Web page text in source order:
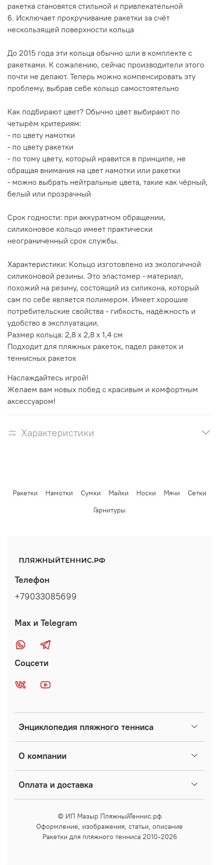
ракетка становятся стильной и привлекательной
6. Исключает прокручивание ракетки за счёт
нескользящей поверхности кольца
До 2015 года эти кольца обычно шли в комплекте с
ракетками. К сожалению, сейчас производители этого
почти не делают. Теперь можно компенсировать эту
проблему, выбрав себе кольцо самостоятельно
Как подбирают цвет? Обычно цвет выбирают по
четырём критериям:
- по цвету намотки
- по цвету ракетки
- по тому цвету, который нравится в принципе, не
обращая внимания на цвет намотки или ракетки
- можно выбрать нейтральные цвета, такие как чёрный,
белый или прозрачный
Срок годности: при аккуратном обращении,
силиконовое кольцо имеет практически
неограниченный срок службы.
Характеристики: Кольцо изготовлено из экологичной
силиконовой резины. Это эластомер - материал,
похожий на резину, состоящий из силикона, который
сам по себе является полимером. Имеет хорошие
потребительские свойства - гибкость, надёжность и
удобство в эксплуатации.
Размер кольца: 2,8 x 2,8 x 1,4 см
Подходит для пляжных ракеток, падел ракеток и
теннисных ракеток
Наслаждайтесь игрой!
Желаем вам новых побед с красивым и комфортным
аксессуаром!
Характеристики
Ракетки Намотки Сумки Майки Носки Мячи
Сетки
Гарнитуры
Энциклопедия пляжного тенниса
О компании
Оплата и доставка
Телефон
+79033085699
Max и Telegram
Соцсети
© ИП Мазыр ПляжныйТеннис.рф
Оформление, изображения, статьи, описание
Ракетки для пляжного тенниса 2010-2026